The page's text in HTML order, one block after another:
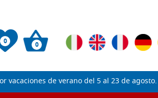
0 0
vacaciones de verano del 5 al 23 de agosto.